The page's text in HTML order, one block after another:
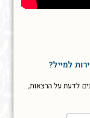
למייל?
לדעת על הרצאות,